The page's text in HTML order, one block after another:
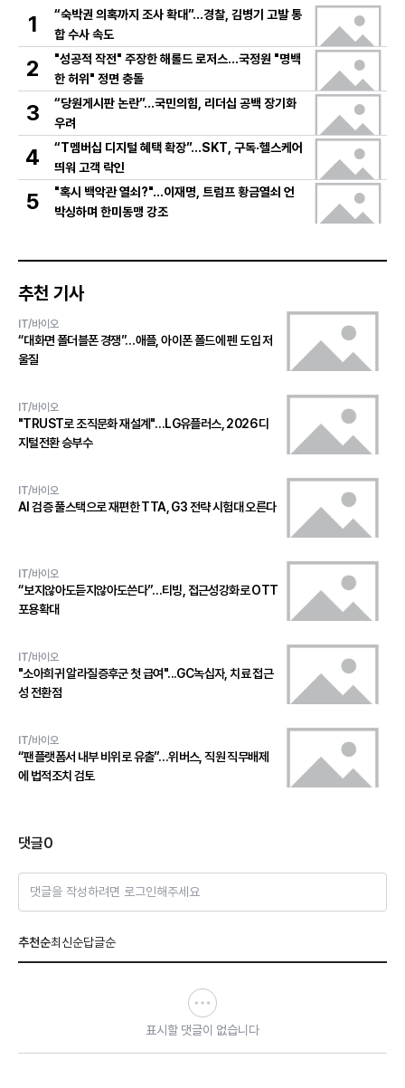
1
“숙박권 의혹까지 조사 확대”…경찰, 김병기 고발 통
합 수사 속도
2
"성공적 작전" 주장한 해롤드 로저스…국정원 "명백
한 허위" 정면 충돌
3
“당원게시판 논란”…국민의힘, 리더십 공백 장기화
우려
4
“T멤버십 디지털 혜택 확장”…SKT, 구독·헬스케어
띄워 고객 락인
5
"혹시 백악관 열쇠?"…이재명, 트럼프 황금열쇠 언
박싱하며 한미동맹 강조
추천 기사
IT/바이오
“대화면 폴더블폰 경쟁”…애플, 아이폰 폴드에 펜 도입 저
울질
IT/바이오
"TRUST로 조직문화 재설계"…LG유플러스, 2026 디
지털전환 승부수
IT/바이오
AI 검증 풀스택으로 재편한 TTA, G3 전략 시험대 오른다
IT/바이오
“보지않아도듣지않아도쓴다”…티빙, 접근성강화로 OTT
포용확대
IT/바이오
"소아희귀 알라질증후군 첫 급여"...GC녹십자, 치료 접근
성 전환점
IT/바이오
“팬플랫폼서 내부 비위로 유출”…위버스, 직원 직무배제
에 법적조치 검토
댓글0
댓글을 작성하려면 로그인해주세요
추천순최신순답글순
표시할 댓글이 없습니다